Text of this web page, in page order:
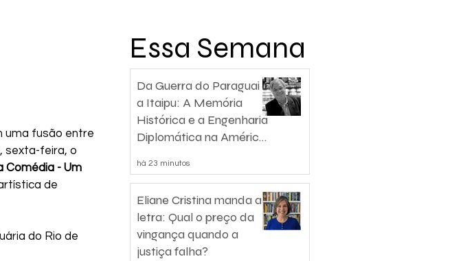
uma fusão entre
sexta-feira, o
Comédia - Um
de
do Rio de
Da Guerra do Paraguai
a Itaipu: A Memória
Histórica e a Engenharia
Diplomática na América
há 23 minutos
Eliane Cristina manda a
letra: Qual o preço da
vingança quando a
justiça falha?
Essa Semana